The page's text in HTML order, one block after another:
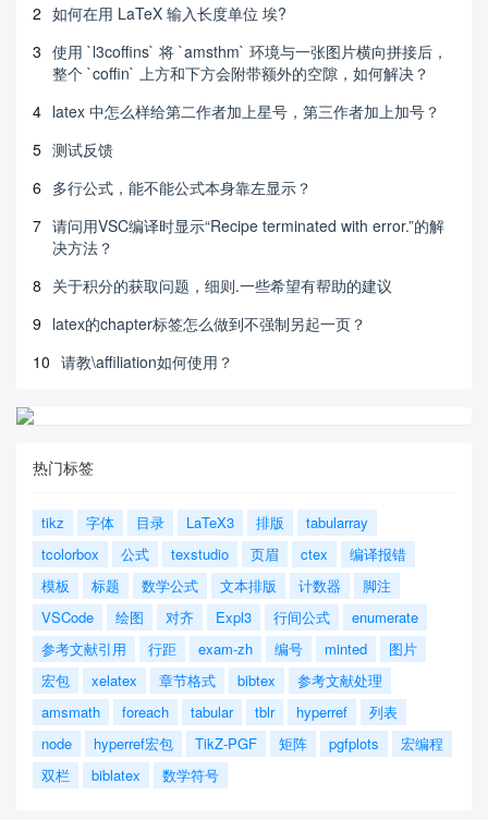
2 如何在用 LaTeX 输入长度单位 埃?
3 使用 `l3coffins` 将 `amsthm` 环境与一张图片横向拼接后，
整个 `coffin` 上方和下方会附带额外的空隙，如何解决？
4 latex 中怎么样给第二作者加上星号，第三作者加上加号？
5 测试反馈
6 多行公式，能不能公式本身靠左显示？
7 请问用VSC编译时显示“Recipe terminated with error.”的解
决方法？
8 关于积分的获取问题，细则.一些希望有帮助的建议
9 latex的chapter标签怎么做到不强制另起一页？
10 请教\affiliation如何使用？
热门标签
tikz 字体 目录 LaTeX3 排版
tabularray
tcolorbox
公式 texstudio 页眉 ctex
编译报错
模板
标题 数学公式 文本排版 计数器
脚注
VSCode
绘图 对齐 Expl3 行间公式
enumerate
参考文献引用
行距 exam-zh 编号 minted
图片
宏包
xelatex 章节格式 bibtex
参考文献处理
amsmath
foreach tabular tblr hyperref
列表
node
hyperref宏包 TikZ-PGF 矩阵 pgfplots
宏编程
双栏
biblatex 数学符号